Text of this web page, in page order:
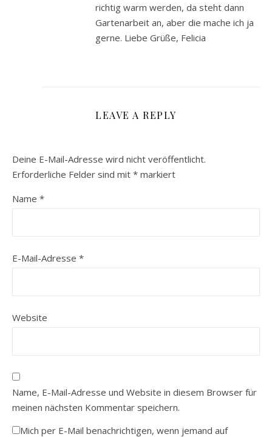
richtig warm werden, da steht dann
Gartenarbeit an, aber die mache ich ja
gerne. Liebe Grüße, Felicia
LEAVE A REPLY
Deine E-Mail-Adresse wird nicht veröffentlicht.
Erforderliche Felder sind mit * markiert
Name *
E-Mail-Adresse *
Website
Name, E-Mail-Adresse und Website in diesem Browser für
meinen nächsten Kommentar speichern.
Mich per E-Mail benachrichtigen, wenn jemand auf